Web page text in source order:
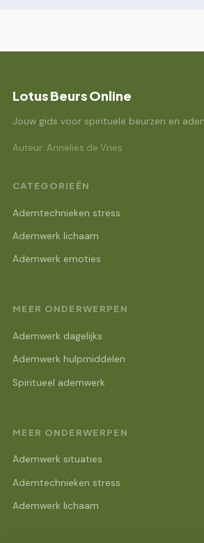
Lotus Beurs Online
Jouw gids voor spirituele beurzen en
Auteur: Annelies de Vries
CATEGORIEËN
Ademtechnieken stress
Ademwerk lichaam
Ademwerk emoties
MEER ONDERWERPEN
Ademwerk dagelijks
Ademwerk hulpmiddelen
Spiritueel ademwerk
MEER ONDERWERPEN
Ademwerk situaties
Ademtechnieken stress
Ademwerk lichaam